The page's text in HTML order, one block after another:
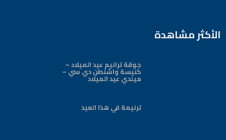
الأكثر مشاهدة
جوقة ترانيم عيد الميلاد –
كنيسة واشنطن دي سي –
ميلدي عيد الميلاد
ترنيمة في هذا العيد